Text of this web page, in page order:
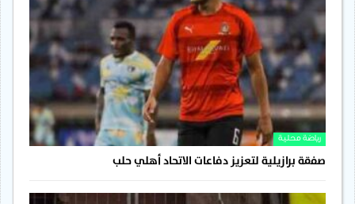
رياضة محلية
صفقة برازيلية لتعزيز دفاعات الاتحاد أهلي حلب